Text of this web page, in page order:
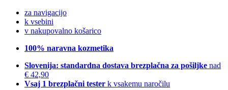
za navigacijo
k vsebini
v nakupovalno košarico
100% naravna kozmetika
Slovenija: standardna dostava brezplačna za pošiljke nad
€ 42,90
Vsaj 1 brezplačni tester k vsakemu naročilu